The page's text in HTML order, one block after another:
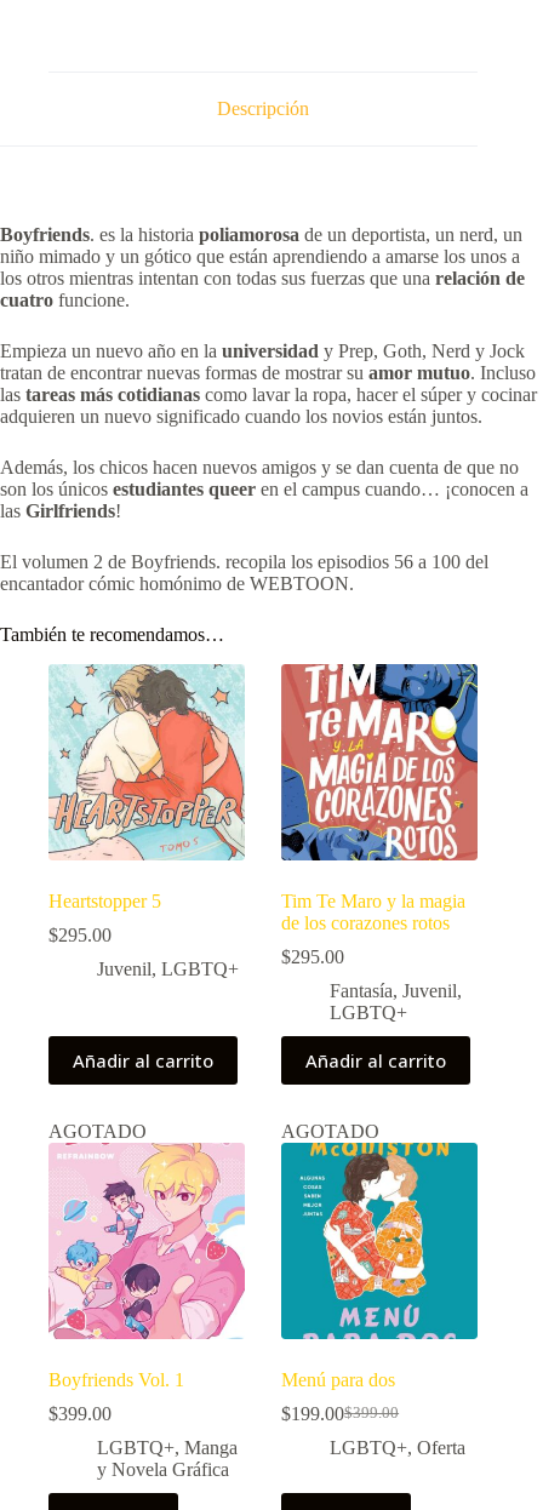
Descripción
Boyfriends. es la historia poliamorosa de un deportista, un nerd, un
niño mimado y un gótico que están aprendiendo a amarse los unos a
los otros mientras intentan con todas sus fuerzas que una relación de
cuatro funcione.
Empieza un nuevo año en la universidad y Prep, Goth, Nerd y Jock
tratan de encontrar nuevas formas de mostrar su amor mutuo. Incluso
las tareas más cotidianas como lavar la ropa, hacer el súper y cocinar
adquieren un nuevo significado cuando los novios están juntos.
Además, los chicos hacen nuevos amigos y se dan cuenta de que no
son los únicos estudiantes queer en el campus cuando… ¡conocen a
las Girlfriends!
El volumen 2 de Boyfriends. recopila los episodios 56 a 100 del
encantador cómic homónimo de WEBTOON.
También te recomendamos…
Heartstopper 5
$295.00
Juvenil, LGBTQ+
Añadir al carrito
Tim Te Maro y la magia
de los corazones rotos
$295.00
Fantasía,Juvenil,
LGBTQ+
Añadir al carrito
AGOTADO
Boyfriends Vol. 1
$399.00
LGBTQ+, Manga
y Novela Gráfica
AGOTADO
Menú para dos
$399.00
El
precio
era:
$199.00El
precio
es:
LGBTQ+,Oferta